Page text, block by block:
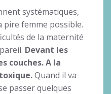
systématiques,
pire femme possible.
de la maternité
Devant les
couches. A la
Quand il va
passer quelques